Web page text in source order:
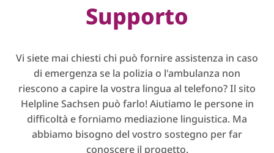
Supporto
Vi siete mai chiesti chi può fornire assistenza in caso
di emergenza se la polizia o l'ambulanza non
riescono a capire la vostra lingua al telefono? Il sito
Helpline Sachsen può farlo! Aiutiamo le persone in
difficoltà e forniamo mediazione linguistica. Ma
abbiamo bisogno del vostro sostegno per far
conoscere il progetto.